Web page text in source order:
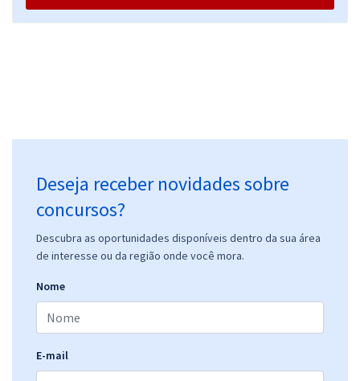
Deseja receber novidades sobre
concursos?
Descubra as oportunidades disponíveis dentro da sua área
de interesse ou da região onde você mora.
Nome
E-mail